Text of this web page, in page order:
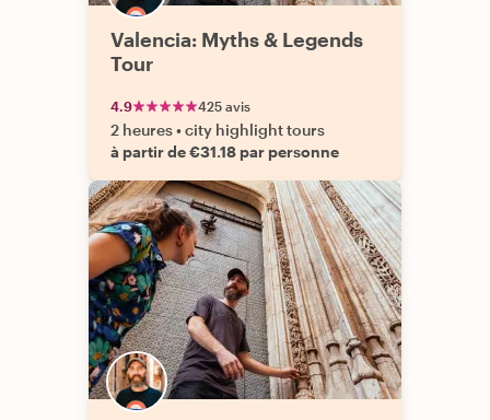
Valencia: Myths & Legends
Tour
4.9 425 avis
2 heures•city highlight tours
à partir de €31.18 par personne